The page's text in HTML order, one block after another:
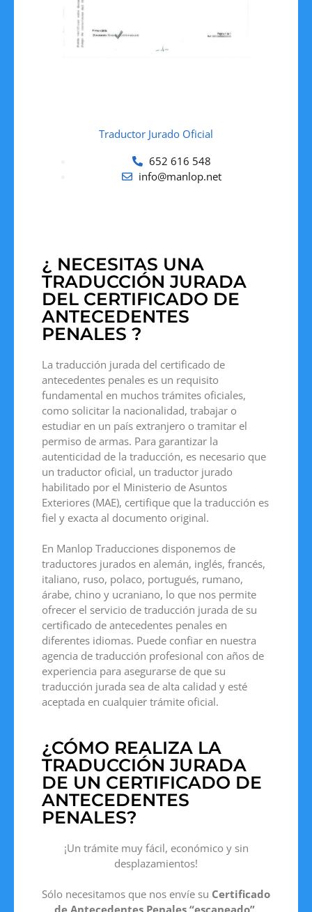
Traductor Jurado Oficial
652 616 548
info@manlop.net
¿ NECESITAS UNA
TRADUCCIÓN JURADA
DEL CERTIFICADO DE
ANTECEDENTES
PENALES ?
La traducción jurada del certificado de
antecedentes penales es un requisito
fundamental en muchos trámites oficiales,
como solicitar la nacionalidad, trabajar o
estudiar en un país extranjero o tramitar el
permiso de armas. Para garantizar la
autenticidad de la traducción, es necesario que
un traductor oficial, un traductor jurado
habilitado por el Ministerio de Asuntos
Exteriores (MAE), certifique que la traducción es
fiel y exacta al documento original.
En Manlop Traducciones disponemos de
traductores jurados en alemán, inglés, francés,
italiano, ruso, polaco, portugués, rumano,
árabe, chino y ucraniano, lo que nos permite
ofrecer el servicio de traducción jurada de su
certificado de antecedentes penales en
diferentes idiomas. Puede confiar en nuestra
agencia de traducción profesional con años de
experiencia para asegurarse de que su
traducción jurada sea de alta calidad y esté
aceptada en cualquier trámite oficial.
¿CÓMO REALIZA LA
TRADUCCIÓN JURADA
DE UN CERTIFICADO DE
ANTECEDENTES
PENALES?
¡Un trámite muy fácil, económico y sin
desplazamientos!
Sólo necesitamos que nos envíe su Certificado